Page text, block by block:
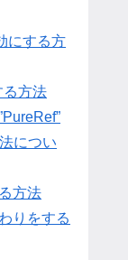
にする方
る方法
につい
方法
りをする